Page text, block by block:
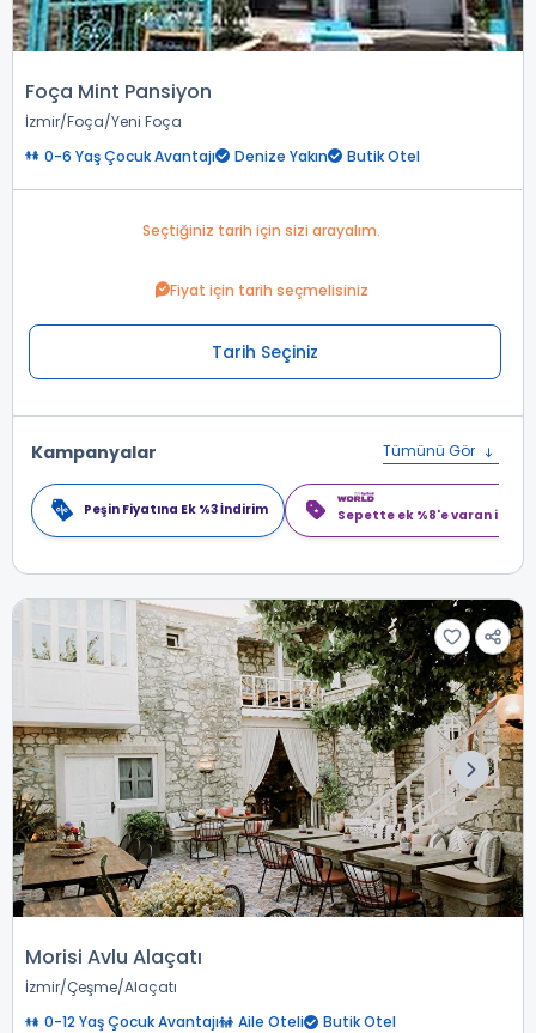
Foça Mint Pansiyon
İzmir Foça Yeni Foça
0-6 Yaş Çocuk Avantajı
Denize Yakın Butik Otel
Seçtiğiniz tarih için sizi arayalım.
Fiyat için tarih seçmelisiniz
Tarih Seçiniz
Kampanyalar Tümünü Gör
Peşin Fiyatına Ek %3 İndirim Sepette ek %8'e varan
Morisi Avlu Alaçatı
İzmir Çeşme Alaçatı
0-12 Yaş Çocuk Avantajı
Aile Oteli
Butik Otel